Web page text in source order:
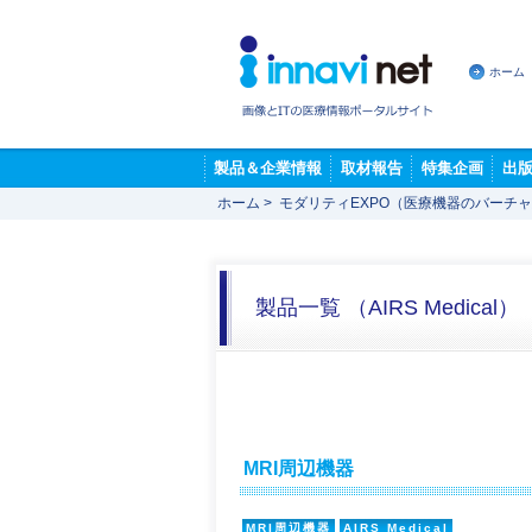
ホーム
製品＆企業情報 取材報告 特集企画 出
ホーム > モダリティEXPO（医療機器のバーチャ
製品一覧 （AIRS Medical）
MRI周辺機器
MRI周辺機器 AIRS Medical